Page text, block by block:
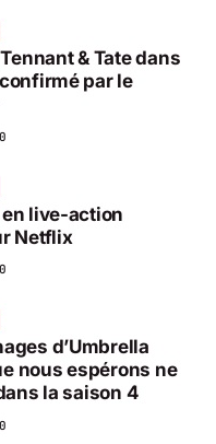
& Tate dans
par le
live-action
Netflix
d’Umbrella
nous espérons ne
la saison 4